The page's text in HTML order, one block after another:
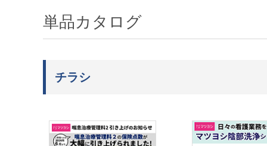
単品カタログ
チラシ